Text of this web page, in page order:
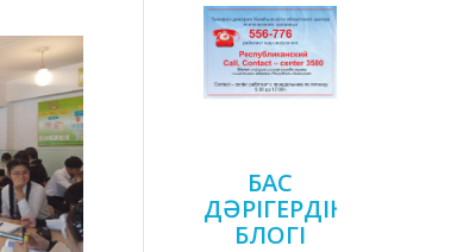
БАС
ДӘРІГЕРДІҢ
БЛОГІ